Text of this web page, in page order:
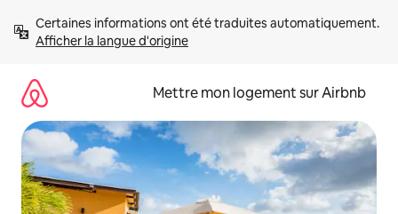
directement
Afficher la langue d'origine
Mettre mon logement sur Airbnb